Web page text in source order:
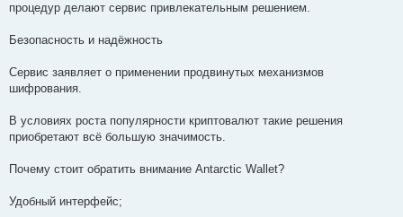
процедур делают сервис привлекательным решением.
Безопасность и надёжность
Сервис заявляет о применении продвинутых механизмов
шифрования.
В условиях роста популярности криптовалют такие решения
приобретают всё большую значимость.
Почему стоит обратить внимание Antarctic Wallet?
Удобный интерфейс;